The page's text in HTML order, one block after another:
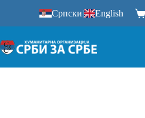
Српски| English